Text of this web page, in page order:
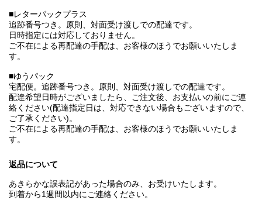
■レターパックプラス
追跡番号つき。原則、対面受け渡しでの配達です。
日時指定には対応しておりません。
ご不在による再配達の手配は、お客様のほうでお願いいたしま
す。
■ゆうパック
宅配便。追跡番号つき。原則、対面受け渡しでの配達です。
配達希望日時がございましたら、ご注文後、お支払いの前にご連
絡ください(配達指定日は、対応できない場合もございますので、
ご了承ください)。
ご不在による再配達の手配は、お客様のほうでお願いいたしま
す。
返品について
あきらかな誤表記があった場合のみ、お受けいたします。
到着から1週間以内にご連絡ください。